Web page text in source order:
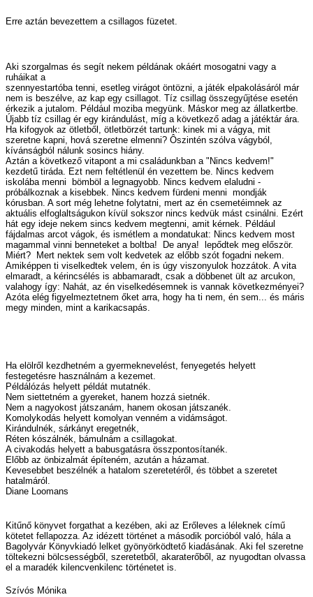
Erre aztán bevezettem a csillagos füzetet.
Aki szorgalmas és segít nekem példának okáért mosogatni vagy a
ruháikat a
szennyestartóba tenni, esetleg virágot öntözni, a játék elpakolásáról már
nem is beszélve, az kap egy csillagot. Tíz csillag összegyűjtése esetén
érkezik a jutalom. Például moziba megyünk. Máskor meg az állatkertbe.
Újabb tíz csillag ér egy kirándulást, míg a következő adag a játéktár ára.
Ha kifogyok az ötletből, ötletbörzét tartunk: kinek mi a vágya, mit
szeretne kapni, hová szeretne elmenni? Ôszintén szólva vágyból,
kívánságból nálunk sosincs hiány.
Aztán a következő vitapont a mi családunkban a "Nincs kedvem!"
kezdetű tiráda. Ezt nem feltétlenül én vezettem be. Nincs kedvem
iskolába menni ­ bömböl a legnagyobb. Nincs kedvem elaludni ­
próbálkoznak a kisebbek. Nincs kedvem fürdeni menni ­ mondják
kórusban. A sort még lehetne folytatni, mert az én csemetéimnek az
aktuális elfoglaltságukon kívül sokszor nincs kedvük mást csinálni. Ezért
hát egy ideje nekem sincs kedvem megtenni, amit kérnek. Például
fájdalmas arcot vágok, és ismétlem a mondatukat: Nincs kedvem most
magammal vinni benneteket a boltba! ­ De anya! ­ lepődtek meg először.
Miért? ­ Mert nektek sem volt kedvetek az előbb szót fogadni nekem.
Amiképpen ti viselkedtek velem, én is úgy viszonyulok hozzátok. A vita
elmaradt, a kérincsélés is abbamaradt, csak a döbbenet ült az arcukon,
valahogy így: Nahát, az én viselkedésemnek is vannak következményei?
Azóta elég figyelmeztetnem őket arra, hogy ha ti nem, én sem... és máris
megy minden, mint a karikacsapás.
Ha elölről kezdhetném a gyermeknevelést, fenyegetés helyett
festegetésre használnám a kezemet.
Példálózás helyett példát mutatnék.
Nem siettetném a gyereket, hanem hozzá sietnék.
Nem a nagyokost játszanám, hanem okosan játszanék.
Komolykodás helyett komolyan venném a vidámságot.
Kirándulnék, sárkányt eregetnék,
Réten kószálnék, bámulnám a csillagokat.
A civakodás helyett a babusgatásra összpontosítanék.
Előbb az önbizalmát építeném, azután a házamat.
Kevesebbet beszélnék a hatalom szeretetéről, és többet a szeretet
hatalmáról.
Diane Loomans
Kitűnő könyvet forgathat a kezében, aki az Erőleves a léleknek című
kötetet fellapozza. Az idézett történet a második porcióból való, hála a
Bagolyvár Könyvkiadó lelket gyönyörködtető kiadásának. Aki fel szeretne
töltekezni bölcsességből, szeretetből, akaraterőből, az nyugodtan olvassa
el a maradék kilencvenkilenc történetet is.
Szívós Mónika